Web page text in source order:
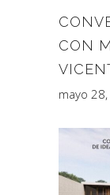
CON
mayo